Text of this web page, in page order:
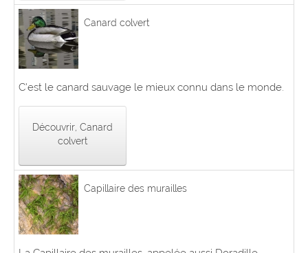
Canard colvert
C’est le canard sauvage le mieux connu dans le monde.
Découvrir, Canard
colvert
Capillaire des murailles